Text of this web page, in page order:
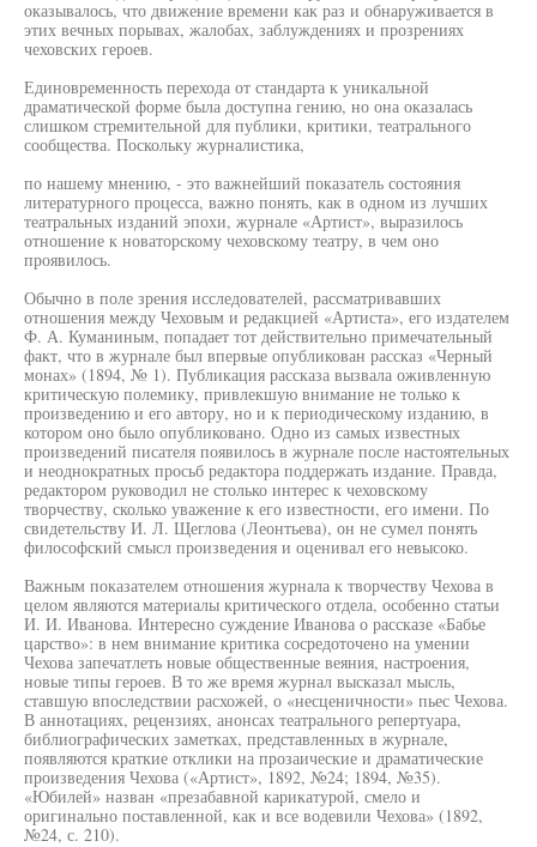
оказывалось, что движение времени как раз и обнаруживается в
этих вечных порывах, жалобах, заблуждениях и прозрениях
чеховских героев.
Единовременность перехода от стандарта к уникальной
драматической форме была доступна гению, но она оказалась
слишком стремительной для публики, критики, театрального
сообщества. Поскольку журналистика,
по нашему мнению, - это важнейший показатель состояния
литературного процесса, важно понять, как в одном из лучших
театральных изданий эпохи, журнале «Артист», выразилось
отношение к новаторскому чеховскому театру, в чем оно
проявилось.
Обычно в поле зрения исследователей, рассматривавших
отношения между Чеховым и редакцией «Артиста», его издателем
Ф. А. Куманиным, попадает тот действительно примечательный
факт, что в журнале был впервые опубликован рассказ «Черный
монах» (1894, № 1). Публикация рассказа вызвала оживленную
критическую полемику, привлекшую внимание не только к
произведению и его автору, но и к периодическому изданию, в
котором оно было опубликовано. Одно из самых известных
произведений писателя появилось в журнале после настоятельных
и неоднократных просьб редактора поддержать издание. Правда,
редактором руководил не столько интерес к чеховскому
творчеству, сколько уважение к его известности, его имени. По
свидетельству И. Л. Щеглова (Леонтьева), он не сумел понять
философский смысл произведения и оценивал его невысоко.
Важным показателем отношения журнала к творчеству Чехова в
целом являются материалы критического отдела, особенно статьи
И. И. Иванова. Интересно суждение Иванова о рассказе «Бабье
царство»: в нем внимание критика сосредоточено на умении
Чехова запечатлеть новые общественные веяния, настроения,
новые типы героев. В то же время журнал высказал мысль,
ставшую впоследствии расхожей, о «несценичности» пьес Чехова.
В аннотациях, рецензиях, анонсах театрального репертуара,
библиографических заметках, представленных в журнале,
появляются краткие отклики на прозаические и драматические
произведения Чехова («Артист», 1892, №24; 1894, №35).
«Юбилей» назван «презабавной карикатурой, смело и
оригинально поставленной, как и все водевили Чехова» (1892,
№24, с. 210).